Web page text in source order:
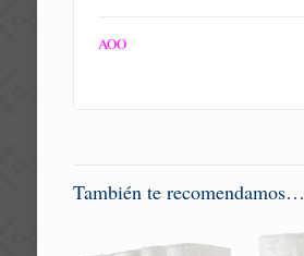
AOO
También te recomendamos…